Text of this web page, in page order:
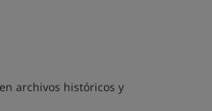
archivos históricos y